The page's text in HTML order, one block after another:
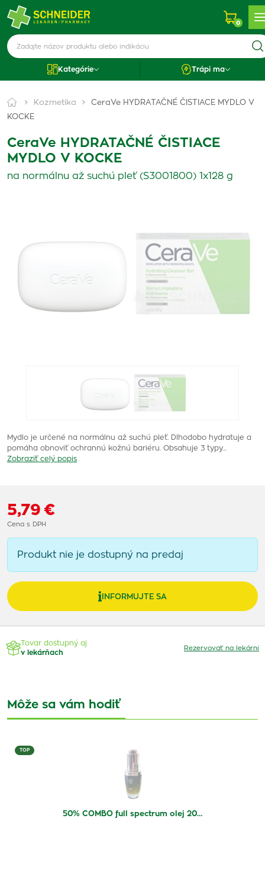
0
Kategórie Trápi ma
Kozmetika
CeraVe HYDRATAČNÉ ČISTIACE MYDLO V
KOCKE
CeraVe HYDRATAČNÉ ČISTIACE
MYDLO V KOCKE
na normálnu až suchú pleť (S3001800) 1x128 g
Mydlo je určené na normálnu až suchú pleť. Dlhodobo hydratuje a
pomáha obnoviť ochrannú kožnú bariéru. Obsahuje 3 typy…
Zobraziť celý popis
5,79 €
Cena s DPH
Produkt nie je dostupný na predaj
INFORMUJTE SA
Tovar dostupný aj
v lekárňach
Rezervovať na lekárni
Môže sa vám hodiť
TOP
50% COMBO full spectrum olej 20…